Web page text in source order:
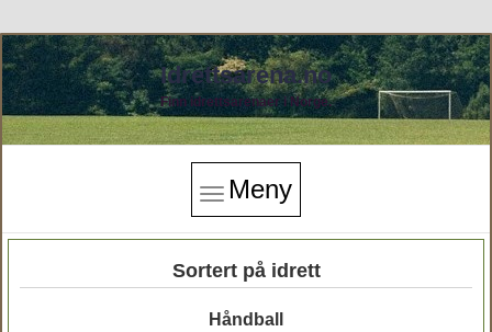
Idrettsarena.no
Finn idrettsarenaer i Norge.
Meny
Sortert på idrett
Håndball